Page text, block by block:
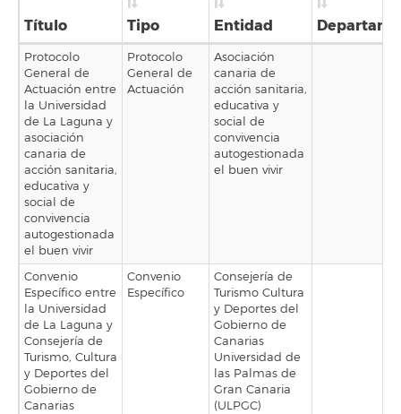
Título Tipo Entidad
Protocolo
General de
Actuación entre
la Universidad
de La Laguna y
asociación
canaria de
acción sanitaria,
educativa y
social de
convivencia
autogestionada
el buen vivir
Protocolo
General de
Actuación
Asociación
canaria de
acción sanitaria,
educativa y
social de
convivencia
autogestionada
el buen vivir
Convenio
Específico entre
la Universidad
de La Laguna y
Consejería de
Turismo, Cultura
y Deportes del
Gobierno de
Canarias
Convenio
Específico
Consejería de
Turismo Cultura
y Deportes del
Gobierno de
Canarias
Universidad de
las Palmas de
Gran Canaria
(ULPGC)